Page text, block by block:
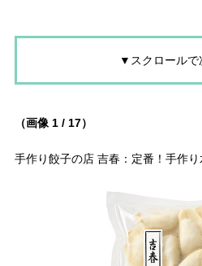
▼スクロールで
（画像 1 / 17）
手作り餃子の店 吉春：定番！手作り